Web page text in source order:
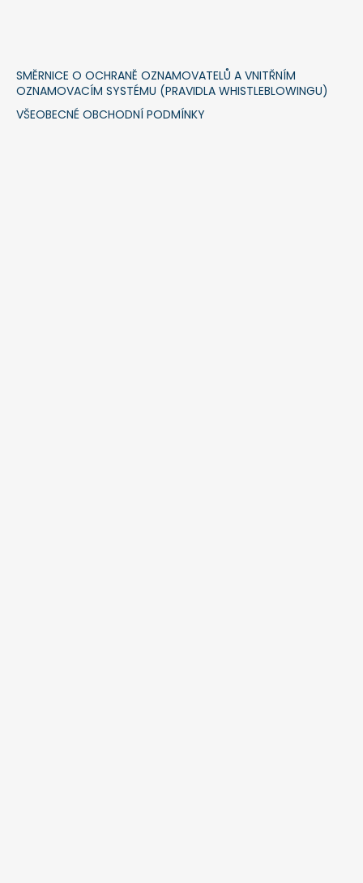
SMĚRNICE O OCHRANĚ OZNAMOVATELŮ A VNITŘNÍM
OZNAMOVACÍM SYSTÉMU (PRAVIDLA WHISTLEBLOWINGU)
VŠEOBECNÉ OBCHODNÍ PODMÍNKY